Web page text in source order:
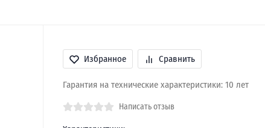
Избранное Сравнить
Гарантия на технические характеристики: 10 лет
Написать отзыв